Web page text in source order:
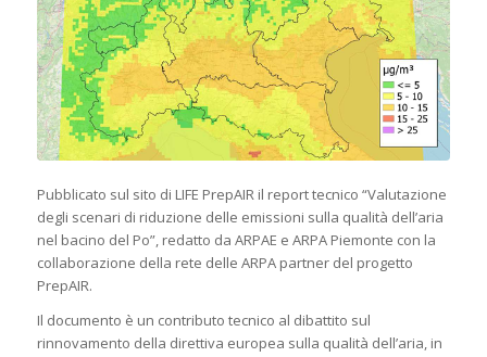
Pubblicato sul sito di LIFE PrepAIR il report tecnico “Valutazione
degli scenari di riduzione delle emissioni sulla qualità dell’aria
nel bacino del Po”, redatto da ARPAE e ARPA Piemonte con la
collaborazione della rete delle ARPA partner del progetto
PrepAIR.
Il documento è un contributo tecnico al dibattito sul
rinnovamento della direttiva europea sulla qualità dell’aria, in